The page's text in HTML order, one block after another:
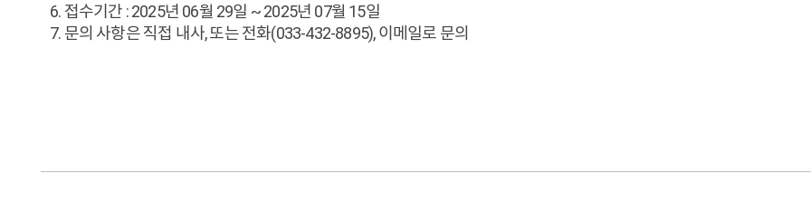
6. 접수기간 : 2025년 06월 29일 ~ 2025년 07월 15일
7. 문의 사항은 직접 내사, 또는 전화(033-432-8895), 이메일로 문의